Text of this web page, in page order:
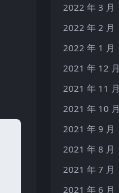
2022 年 3 月
2022 年 2 月
2022 年 1 月
2021 年 12 月
2021 年 11 月
2021 年 10 月
2021 年 9 月
2021 年 8 月
2021 年 7 月
2021 年 6 月